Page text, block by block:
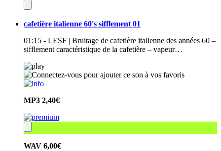
cafetière italienne 60's sifflement 01
01:15 - LESF | Bruitage de cafetière italienne des années 60 –
sifflement caractéristique de la cafetière – vapeur…
MP3 2,40€
WAV 6,00€